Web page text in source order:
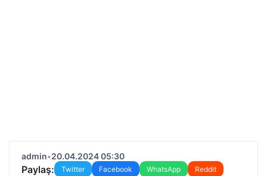
admin•20.04.2024 05:30
Paylaş: Twitter Facebook WhatsApp
Reddit